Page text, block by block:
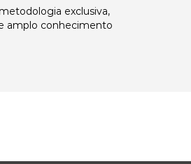
exclusiva,
amplo conhecimento